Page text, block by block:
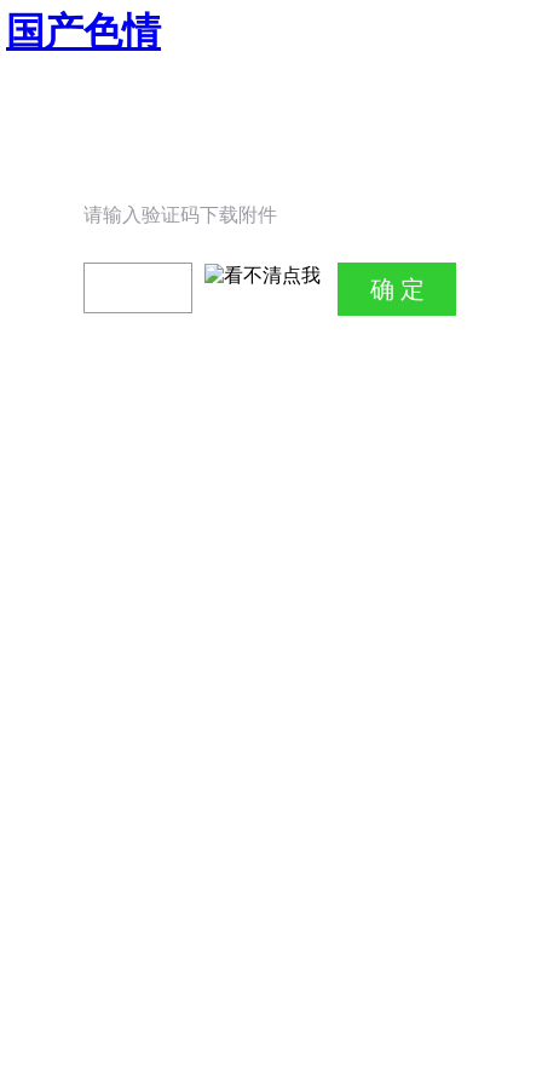
国产色情
请输入验证码下载附件